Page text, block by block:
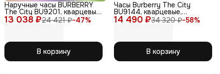
13 038 ₽24 421 ₽−47%
Наручные часы BURBERRY
The City BU9201, кварцевые,
женские, сапфир.,
В корзину
14 490 ₽34 320 ₽−58%
Часы Burberry The City
BU9144, кварцевые,
сапфировое стекло,
В корзину